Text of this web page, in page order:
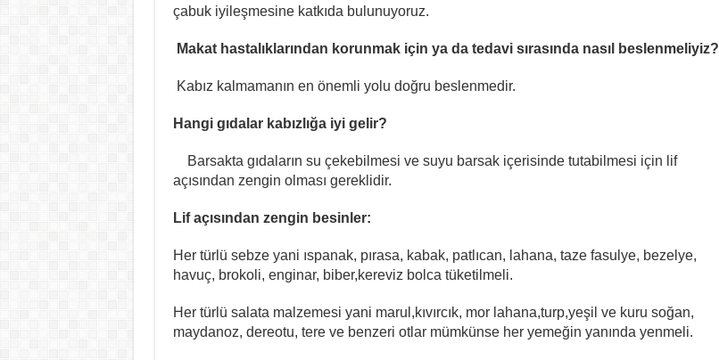
çabuk iyileşmesine katkıda bulunuyoruz.
Makat hastalıklarından korunmak için ya da tedavi sırasında nasıl beslenmeliyiz?
Kabız kalmamanın en önemli yolu doğru beslenmedir.
Hangi gıdalar kabızlığa iyi gelir?
Barsakta gıdaların su çekebilmesi ve suyu barsak içerisinde tutabilmesi için lif
açısından zengin olması gereklidir.
Lif açısından zengin besinler:
Her türlü sebze yani ıspanak, pırasa, kabak, patlıcan, lahana, taze fasulye, bezelye,
havuç, brokoli, enginar, biber,kereviz bolca tüketilmeli.
Her türlü salata malzemesi yani marul,kıvırcık, mor lahana,turp,yeşil ve kuru soğan,
maydanoz, dereotu, tere ve benzeri otlar mümkünse her yemeğin yanında yenmeli.